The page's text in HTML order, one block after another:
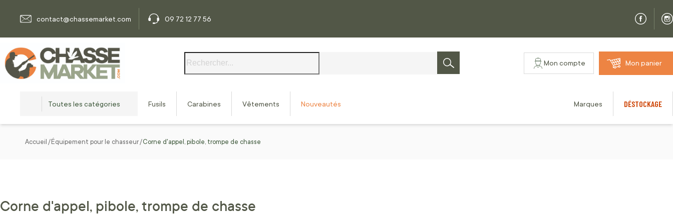
contact@chassemarket.com
09 72 12 77 56
Rechercher
Mon compte Mon panier
Toutes les catégories Fusils Carabines Vêtements Nouveautés Marques DÉSTOCKAGE
Accueil Équipement pour le chasseur Corne d'appel, pibole, trompe de chasse
Corne d'appel, pibole, trompe de chasse